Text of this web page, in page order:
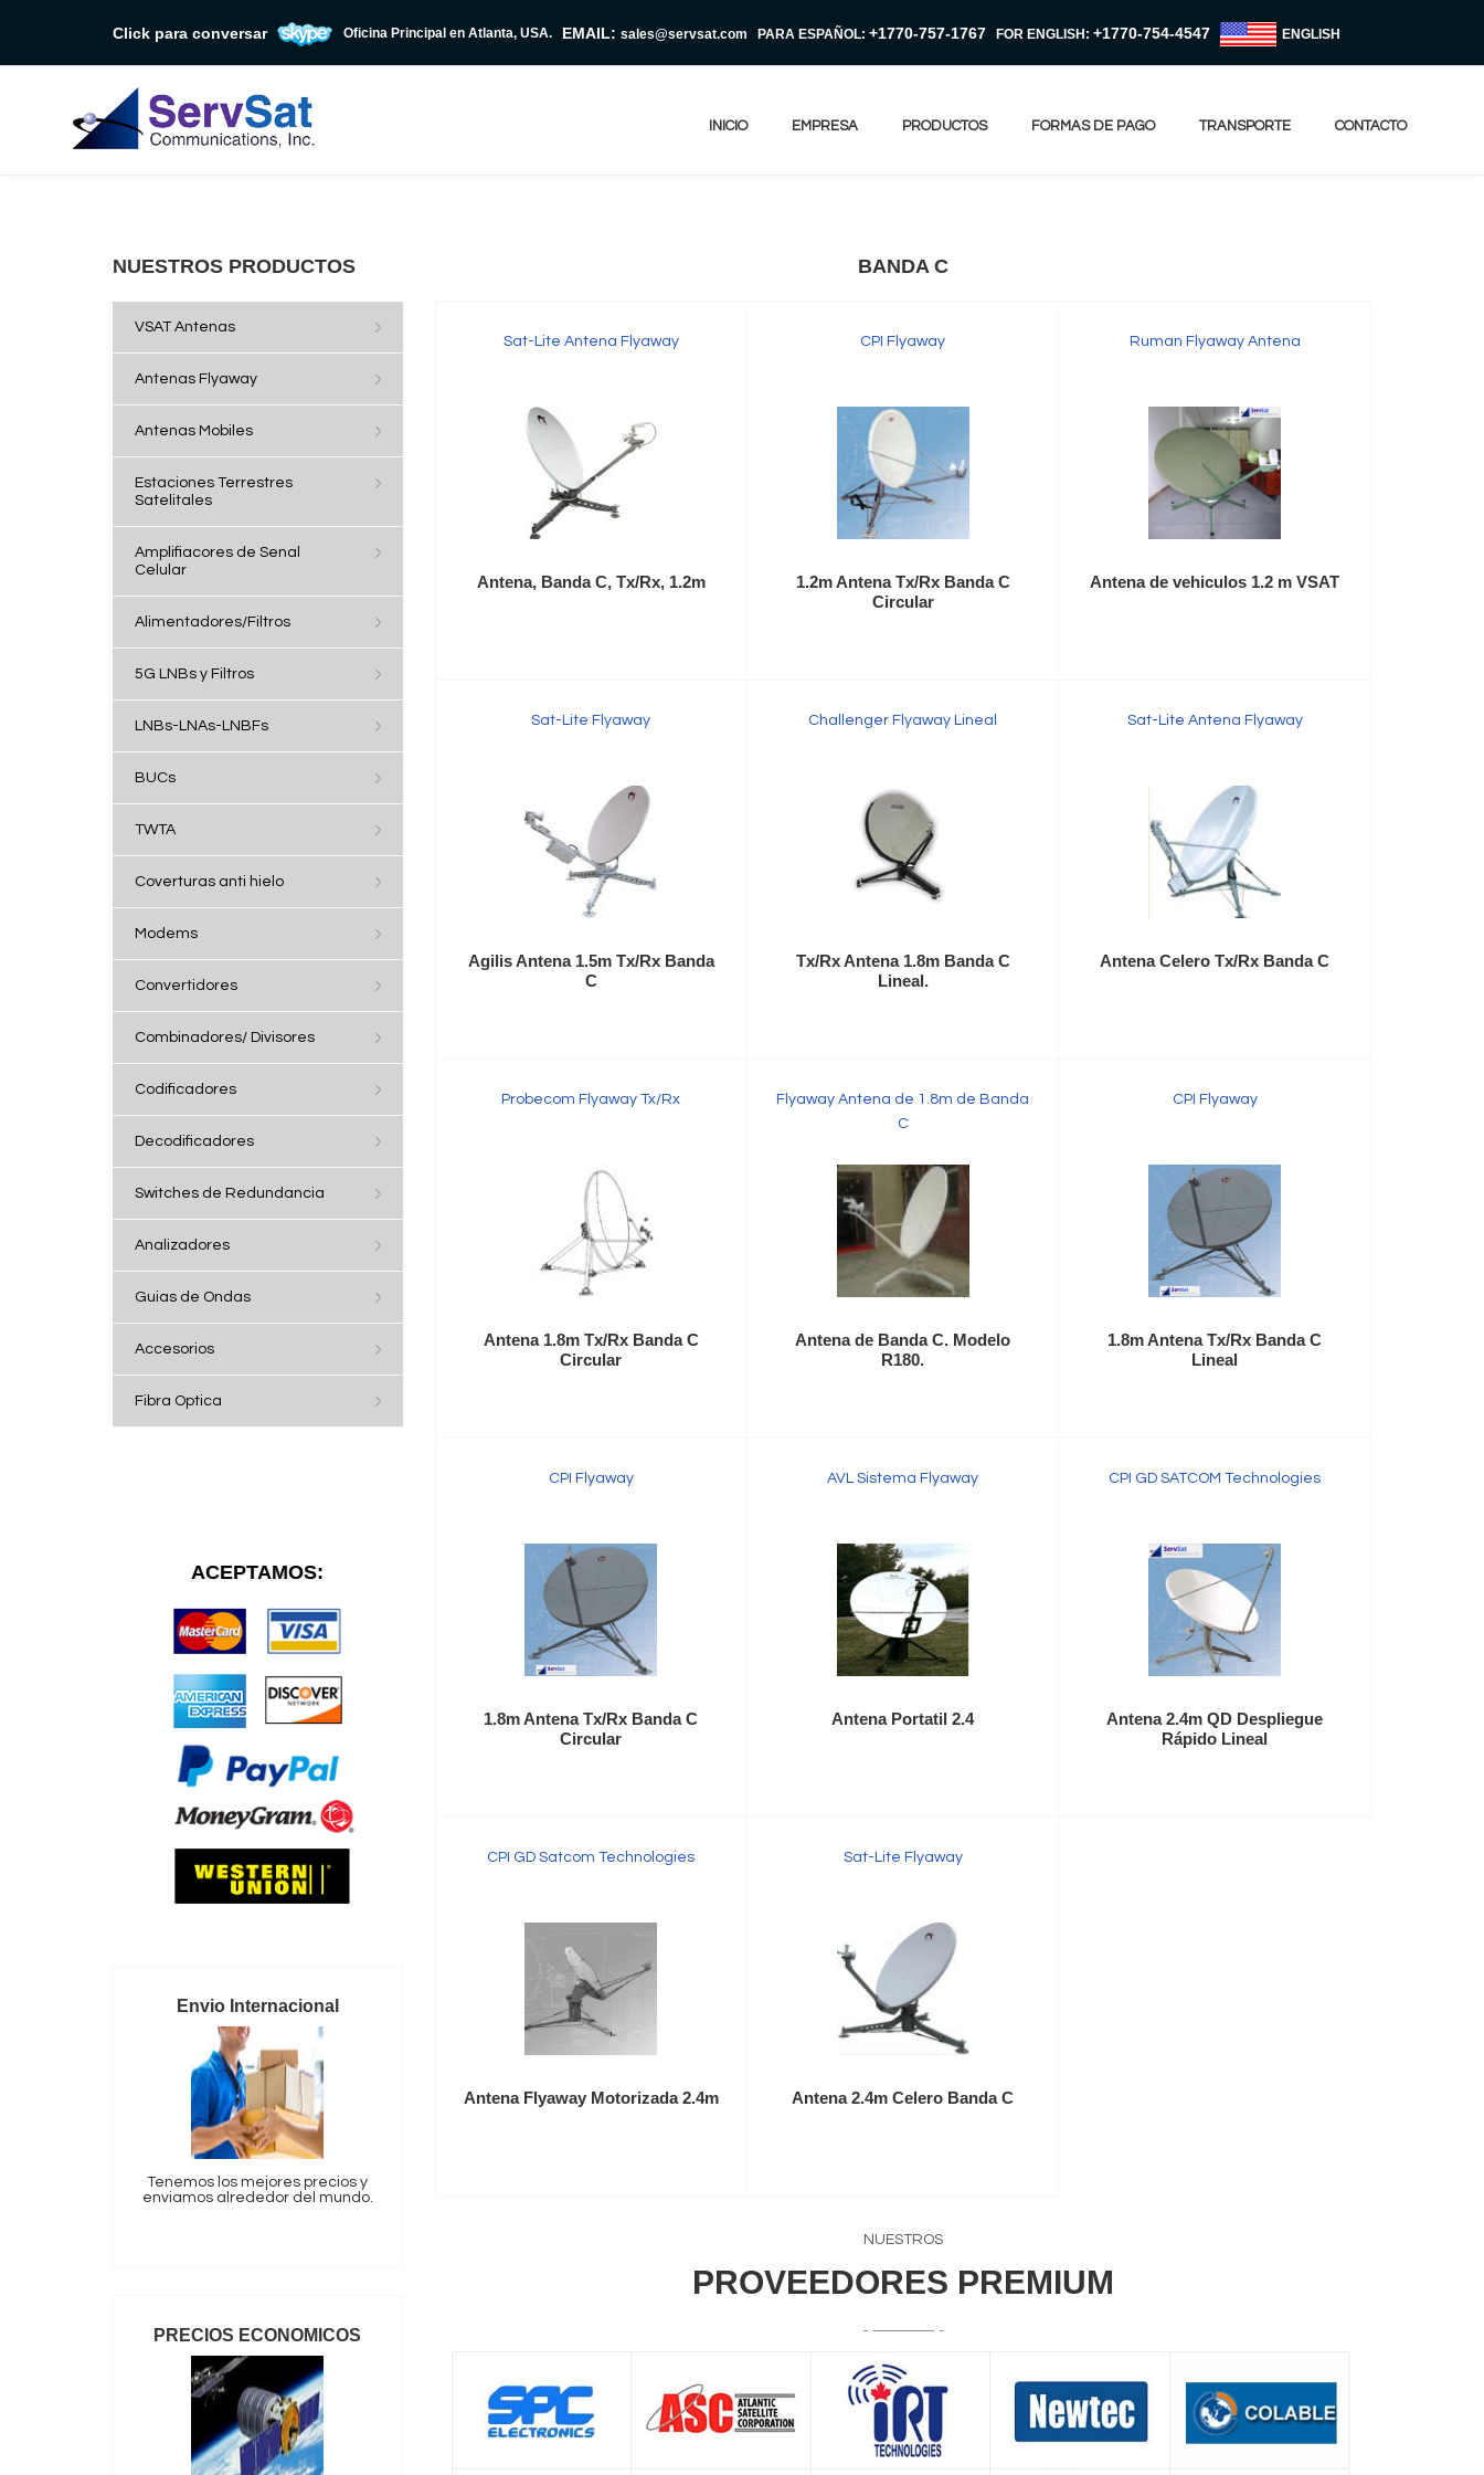
Click para conversar Oficina Principal en Atlanta, USA. EMAIL: sales@servsat.com PARA ESPAÑOL: +1770-757-1767 FOR ENGLISH: +1770-754-4547 ENGLISH
INICIO EMPRESA PRODUCTOS FORMAS DE PAGO TRANSPORTE CONTACTO
BANDA C
Sat-Lite Antena Flyaway
Antena, Banda C, Tx/Rx, 1.2m
CPI Flyaway
1.2m Antena Tx/Rx Banda C
Circular
Ruman Flyaway Antena
Antena de vehiculos 1.2 m VSAT
Sat-Lite Flyaway
Agilis Antena 1.5m Tx/Rx Banda
C
Challenger Flyaway Lineal
Tx/Rx Antena 1.8m Banda C
Lineal.
Sat-Lite Antena Flyaway
Antena Celero Tx/Rx Banda C
Probecom Flyaway Tx/Rx
Antena 1.8m Tx/Rx Banda C
Circular
Flyaway Antena de 1.8m de Banda
C
Antena de Banda C. Modelo
R180.
CPI Flyaway
1.8m Antena Tx/Rx Banda C
Lineal
CPI Flyaway
1.8m Antena Tx/Rx Banda C
Circular
AVL Sistema Flyaway
Antena Portatil 2.4
CPI GD SATCOM Technologies
Antena 2.4m QD Despliegue
Rápido Lineal
CPI GD Satcom Technologies
Antena Flyaway Motorizada 2.4m
Sat-Lite Flyaway
Antena 2.4m Celero Banda C
NUESTROS
PROVEEDORES PREMIUM
NUESTROS PRODUCTOS
VSAT Antenas
Antenas Flyaway
Antenas Mobiles
Estaciones Terrestres
Satelitales
Amplifiacores de Senal
Celular
Alimentadores/Filtros
5G LNBs y Filtros
LNBs-LNAs-LNBFs
BUCs
TWTA
Coverturas anti hielo
Modems
Convertidores
Combinadores/ Divisores
Codificadores
Decodificadores
Switches de Redundancia
Analizadores
Guias de Ondas
Accesorios
Fibra Optica
ACEPTAMOS:
Envio Internacional
Tenemos los mejores precios y
enviamos alrededor del mundo.
PRECIOS ECONOMICOS